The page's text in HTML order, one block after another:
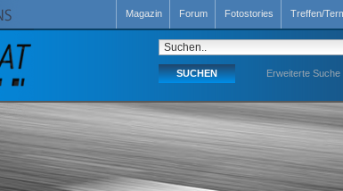
Magazin Forum Fotostories Treffen/
Erweiterte Suche